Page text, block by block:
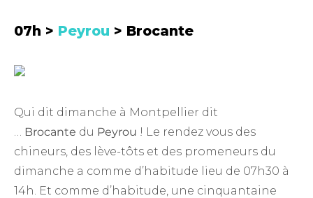
07h > Peyrou > Brocante
Qui dit dimanche à Montpellier dit
Brocante du Peyrou ! Le rendez vous des
chineurs, des lève-tôts et des promeneurs du
dimanche a comme d’habitude lieu de 07h30 à
14h. Et comme d’habitude, une cinquantaine